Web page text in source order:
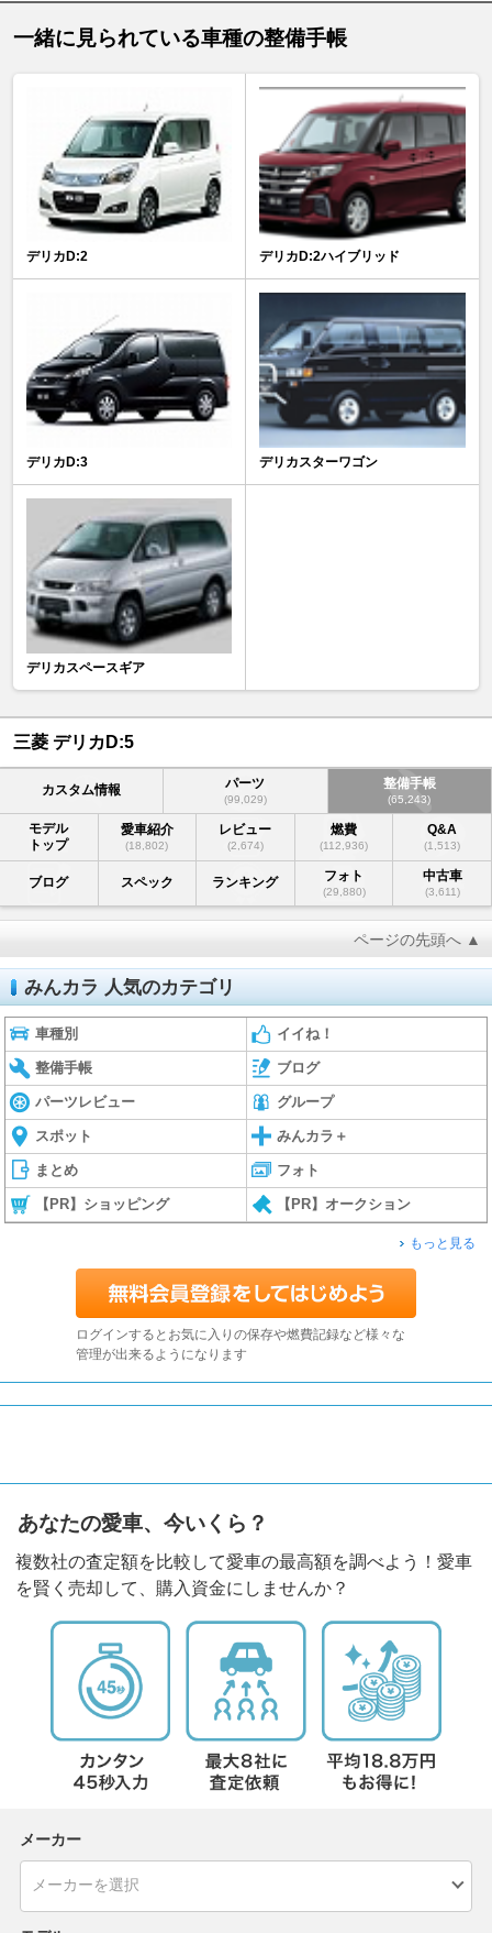
一緒に見られている車種の整備手帳
デリカD:2 デリカD:2ハイブリッド
デリカD:3 デリカスターワゴン
デリカスペースギア
三菱 デリカD:5
カスタム情報 パーツ
(99,029)
整備手帳
(65,243)
モデル
トップ
愛車紹介
(18,802)
レビュー
(2,674)
燃費
(112,936)
Q&A
(1,513)
ブログ スペック ランキング フォト
(29,880)
中古車
(3,611)
ページの先頭へ ▲
みんカラ 人気のカテゴリ
車種別 イイね！
整備手帳 ブログ
パーツレビュー グループ
スポット みんカラ＋
まとめ フォト
【PR】ショッピング 【PR】オークション
もっと見る
ログインするとお気に入りの保存や燃費記録など様々な
管理が出来るようになります
あなたの愛車、今いくら？
複数社の査定額を比較して愛車の最高額を調べよう！愛車
を賢く売却して、購入資金にしませんか？
メーカー